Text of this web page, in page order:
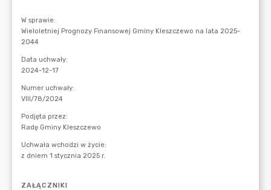
ZAŁĄCZNIKI